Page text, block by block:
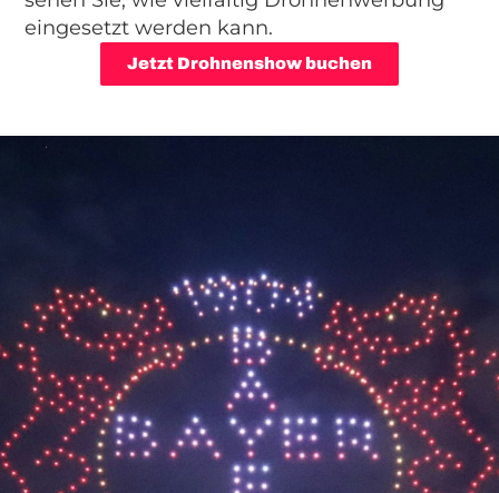
eingesetzt werden kann.
Jetzt Drohnenshow buchen